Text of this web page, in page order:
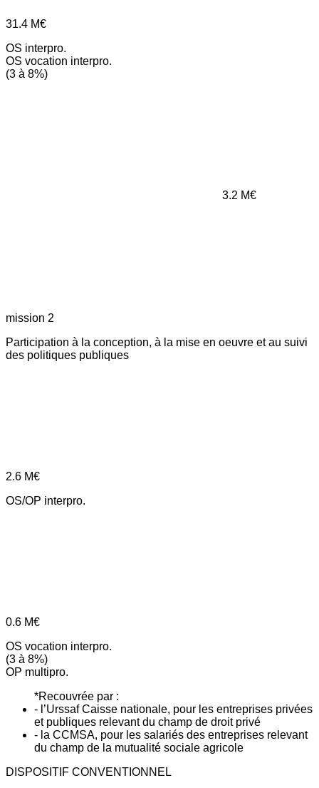
31.4 M€
OS interpro.
OS vocation interpro.
(3 à 8%)
3.2 M€
mission 2
Participation à la conception, à la mise en oeuvre et au suivi
des politiques publiques
2.6 M€
OS/OP interpro.
0.6 M€
OS vocation interpro.
(3 à 8%)
OP multipro.
*Recouvrée par :
- l’Urssaf Caisse nationale, pour les entreprises privées
et publiques relevant du champ de droit privé
- la CCMSA, pour les salariés des entreprises relevant
du champ de la mutualité sociale agricole
DISPOSITIF CONVENTIONNEL